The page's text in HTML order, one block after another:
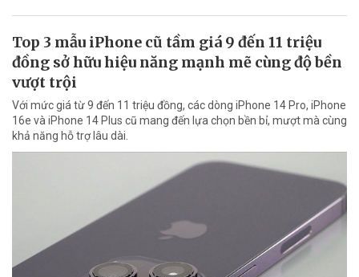
Top 3 mẫu iPhone cũ tầm giá 9 đến 11 triệu
đồng sở hữu hiệu năng mạnh mẽ cùng độ bền
vượt trội
Với mức giá từ 9 đến 11 triệu đồng, các dòng iPhone 14 Pro, iPhone
16e và iPhone 14 Plus cũ mang đến lựa chọn bền bỉ, mượt mà cùng
khả năng hỗ trợ lâu dài.